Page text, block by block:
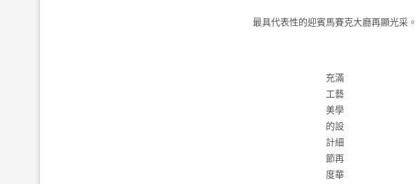
最具代表性的迎賓馬賽克大廳再顯光采。
充滿
工藝
美學
的設
計細
節再
度華